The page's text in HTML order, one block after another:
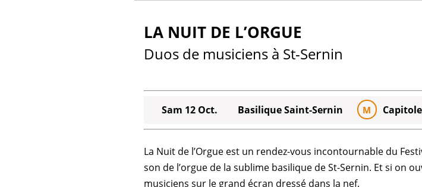
LA NUIT DE L’ORGUE
Duos de musiciens à St-Sernin
Sam 12 Oct. Basilique Saint-Sernin M
La Nuit de l’Orgueest un rendez-vous incontournable du
son de l’orguede la sublime basilique de St-Sernin. Et si on
musiciens sur legrand écran dressé dans la nef.